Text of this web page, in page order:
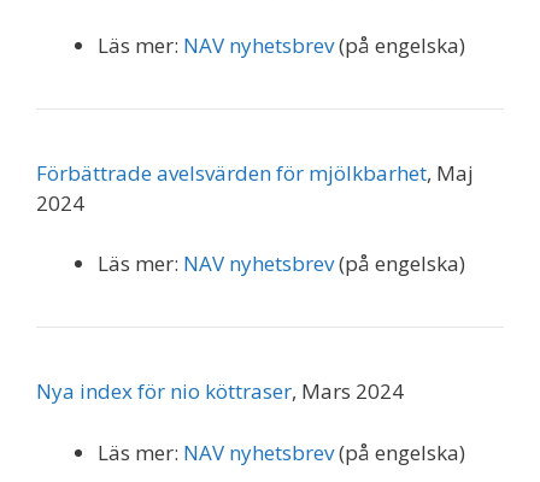
Läs mer: NAV nyhetsbrev(på engelska)
Förbättrade avelsvärden för mjölkbarhet, Maj
2024
Läs mer: NAV nyhetsbrev(på engelska)
Nya index för nio köttraser, Mars 2024
Läs mer: NAV nyhetsbrev(på engelska)